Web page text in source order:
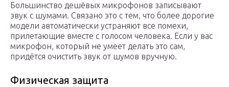
Большинство дешёвых микрофонов записывают
звук с шумами. Связано это с тем, что более дорогие
модели автоматически устраняют все помехи,
прилетающие вместе с голосом человека. Если у вас
микрофон, который не умеет делать это сам,
придётся очистить звук от шумов вручную.
Физическая защита